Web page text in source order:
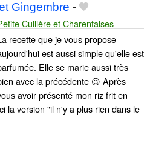
Gingembre -
Cuillère et Charentaises
recette que je vous propose
est aussi simple qu'elle est
Elle se marie aussi très
avec la précédente 😉 Après
avoir présenté mon riz frit en
la version "il n'y a plus rien dans le